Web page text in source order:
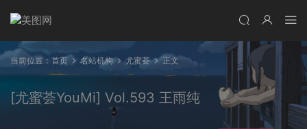
当前位置： 首页 名站机构 尤蜜荟 正文
[尤蜜荟YouMi] Vol.593 王雨纯